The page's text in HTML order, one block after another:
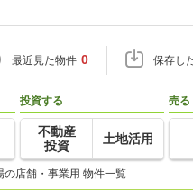
最近見た物件 0 保存し
投資する
不動産
投資
土地活用
売る
店舗・事業用 物件一覧